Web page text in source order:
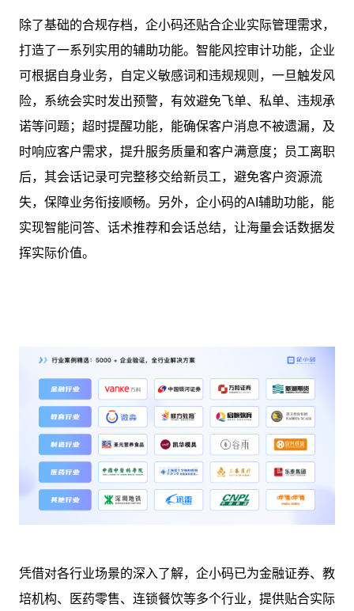
除了基础的合规存档，企小码还贴合企业实际管理需求，
打造了一系列实用的辅助功能。智能风控审计功能，企业
可根据自身业务，自定义敏感词和违规规则，一旦触发风
险，系统会实时发出预警，有效避免飞单、私单、违规承
诺等问题；超时提醒功能，能确保客户消息不被遗漏，及
时响应客户需求，提升服务质量和客户满意度；员工离职
后，其会话记录可完整移交给新员工，避免客户资源流
失，保障业务衔接顺畅。另外，企小码的AI辅助功能，能
实现智能问答、话术推荐和会话总结，让海量会话数据发
挥实际价值。
凭借对各行业场景的深入了解，企小码已为金融证券、教
培机构、医药零售、连锁餐饮等多个行业，提供贴合实际